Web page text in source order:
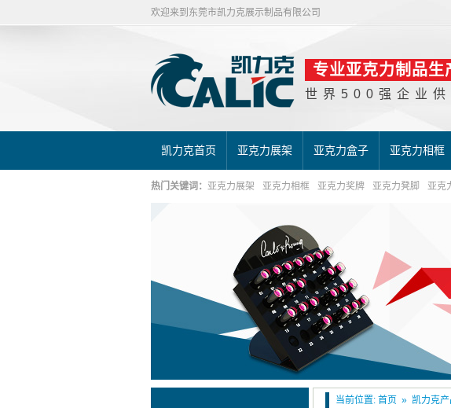
欢迎来到东莞市凯力克展示制品有限公司
专业亚克力制品生
世界500强企业供
凯力克首页 亚克力展架 亚克力盒子 亚克力相框
热门关键词： 亚克力展架 亚克力相框 亚克力奖牌 亚克力凳脚 亚克
当前位置: 首页 » 凯力克